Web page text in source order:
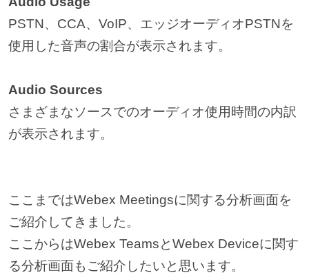
PSTN、CCA、VoIP、エッジオーディオPSTNを
使用した音声の割合が表示されます。
Audio Sources
さまざまなソースでのオーディオ使用時間の内訳
が表示されます。
ここまではWebex Meetingsに関する分析画面を
ご紹介してきました。
ここからはWebex TeamsとWebex Deviceに関す
る分析画面もご紹介したいと思います。